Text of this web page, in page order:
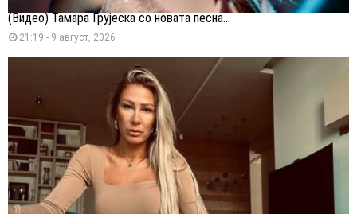
(Видео) Тамара Грујеска со новата песна...
21:19 - 9 август, 2026